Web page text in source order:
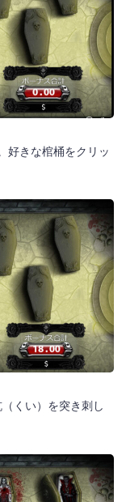
好きな棺桶をクリッ
くい）を突き刺し